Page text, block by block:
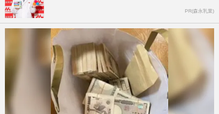
PR(森永乳業)